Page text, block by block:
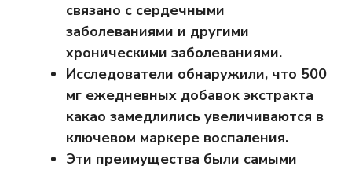
связано с сердечными
заболеваниями и другими
хроническими заболеваниями.
Исследователи обнаружили, что 500
мг ежедневных добавок экстракта
какао замедлились увеличиваются в
ключевом маркере воспаления.
Эти преимущества были самыми